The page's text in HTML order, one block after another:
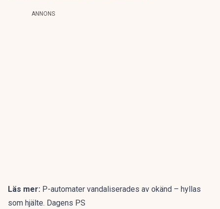
ANNONS
Läs mer: P-automater vandaliserades av okänd – hyllas
som hjälte. Dagens PS